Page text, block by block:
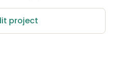
project